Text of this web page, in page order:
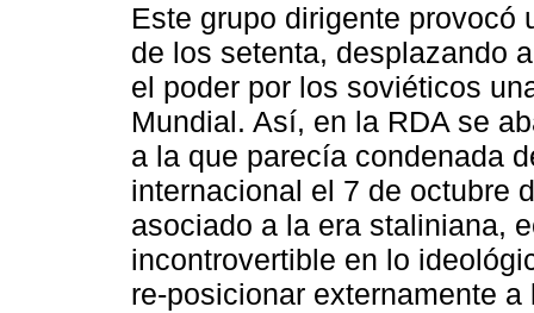
Este grupo dirigente provocó
de los setenta, desplazando
el poder por los soviéticos
Mundial. Así, en la RDA se
a la que parecía condenada
internacional el 7 de octubre
asociado a la era staliniana,
incontrovertible en lo
re-posicionar externamente